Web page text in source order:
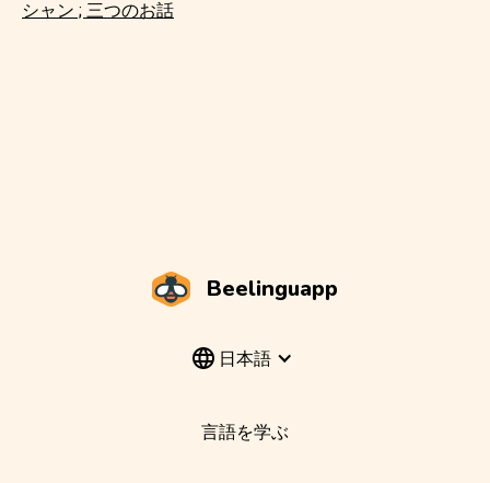
シャン ; 三つのお話
Beelinguapp
日本語
言語を学ぶ